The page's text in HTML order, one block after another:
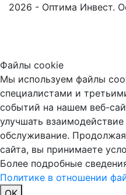
2026 - Оптима Инвест.
Файлы cookie
Мы используем файлы
специалистами и
событий на нашем веб-
улучшать
обслуживание.
сайта, вы принимаете
Более подробные
Политике в отношении